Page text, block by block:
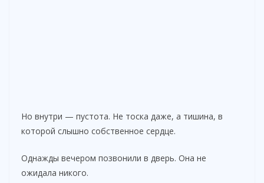
Но внутри — пустота. Не тоска даже, а тишина, в
которой слышно собственное сердце.
Однажды вечером позвонили в дверь. Она не
ожидала никого.